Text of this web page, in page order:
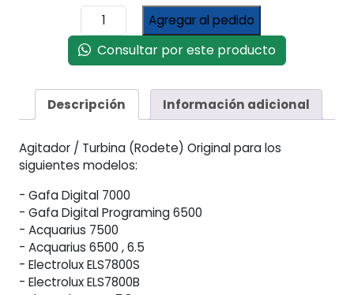
Turbina
Agitador
Lavarropas
Gafa
Electrolux
cantidad
Agregar al pedido
Consultar por este producto
Descripción Información adicional
Agitador / Turbina (Rodete) Original para los
siguientes modelos:
- Gafa Digital 7000
- Gafa Digital Programing 6500
- Acquarius 7500
- Acquarius 6500 , 6.5
- Electrolux ELS7800S
- Electrolux ELS7800B